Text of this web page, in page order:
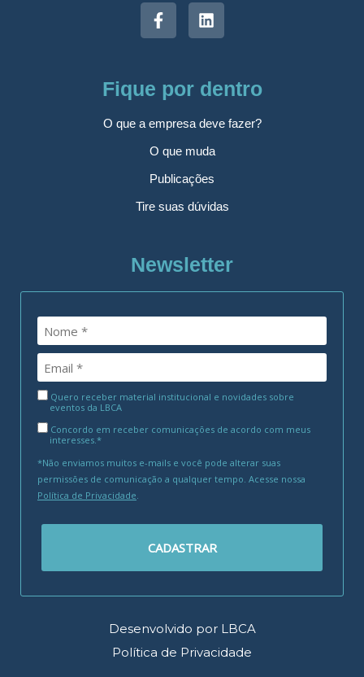
Fique por dentro
O que a empresa deve fazer?
O que muda
Publicações
Tire suas dúvidas
Newsletter
Quero receber material institucional e novidades sobre
eventos da LBCA
Concordo em receber comunicações de acordo com meus
interesses.*
*Não enviamos muitos e-mails e você pode alterar suas
permissões de comunicação a qualquer tempo. Acesse nossa
Política de Privacidade.
CADASTRAR
Desenvolvido por LBCA
Política de Privacidade